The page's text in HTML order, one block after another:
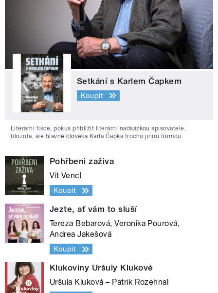
Setkání s Karlem Čapkem
Koupit
Literární fikce, pokus přiblížit literární nadsázkou spisovatele,
filozofa, ale hlavně člověka Karla Čapka trochu jinou formou.
Pohřbeni zaživa
Vít Vencl
Koupit
Jezte, ať vám to sluší
Tereza Bebarová, Veronika Pourová,
Andrea Jakešová
Koupit
Klukoviny Uršuly Klukové
Uršula Kluková – Patrik Rozehnal